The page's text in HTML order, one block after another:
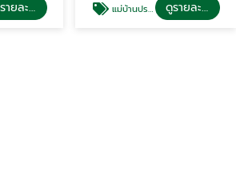
แม่บ้านประจำ ภูเก็ต ดูรายละเอียด